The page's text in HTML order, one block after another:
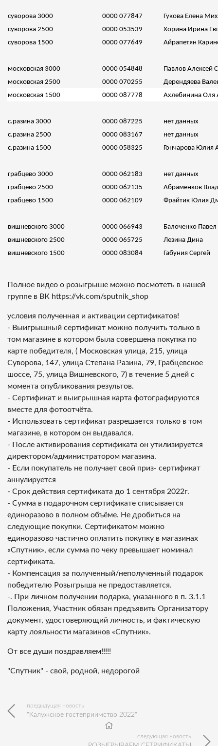
суворова 3000 0000 077847
Гукова Елена
суворова 2500
0000 053539
Хорина Ирина
суворова 1500
0000 077649 Айрапетян
московская 3000 0000 054848
Павлов Алексей
московская 2500
0000 070255
Дерендяева
московская 1500
0000 087778 Ахлебинина Оля
с.разина 3000 0000 087225
нет данных
с.разина 2500
0000 083167
нет данных
с.разина 1500
0000 058325 Гончарова Юлия
грабцево 3000 0000 062183
нет данных
грабцево 2500
0000 062135
Абраменков
грабцево 1500
0000 062109 Фрайтик Юлия
вишневского 3000 0000 066943
Балоченко
вишневского 2500
0000 065725
Лезина Дина
вишневского 1500
0000 083084 Габуния Сергей
Полное видео о розыгрыше можно посмотеть в нашей
группе в ВК https://vk.com/sputnik_shop
условия полученная и активации сертификатов!
- Выигрышный сертификат можно получить только в
том магазине в котором была совершена покупка по
карте победителя, ( Московская улица, 215, улица
Суворова, 147, улица Степана Разина, 79, Грабцевское
шоссе, 75, улица Вишневского, 7) в течение 5 дней с
момента опубликования результов.
- Сертификат и выигрышная карта фотографируются
вместе для фотоотчёта.
- Использовать сертификат разрешается только в том
магазине, в котором он выдавался.
- После активирования сертификата он утилизируется
директором/администратором магазина.
- Если покупатель не получает свой приз- сертификат
аннулируется
- Срок действия сертификата до 1 сентября 2022г.
- Сумма в подарочном сертификате списывается
единоразово в полном объёме. Не дробиться на
следующие покупки. Сертификатом можно
единоразово частично оплатить покупку в магазинах
«Спутник», если сумма по чеку превышает номинал
сертификата.
- Компенсация за полученный/неполученный подарок
победителю Розыгрыша не предоставляется.
-. При личном получении подарка, указанного в п. 3.1.1
Положения, Участник обязан предъявить Организатору
документ, удостоверяющий личность, и фактическую
карту лояльности магазинов «Спутник».
От все души поздравляем!!!!!
"Спутник" - свой, родной, недорогой
предыдущая новость
"Калужское гостеприимство 2022"
следующая новость